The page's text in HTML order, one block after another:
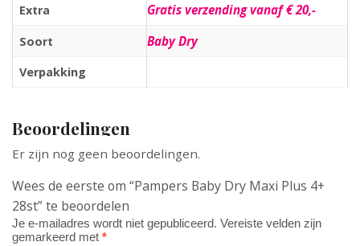
Extra Gratis verzending vanaf € 20,-
Soort Baby Dry
Verpakking
Beoordelingen
Er zijn nog geen beoordelingen.
Wees de eerste om “Pampers Baby Dry Maxi Plus 4+
28st” te beoordelen
Je e-mailadres wordt niet gepubliceerd. Vereiste velden zijn
gemarkeerd met *